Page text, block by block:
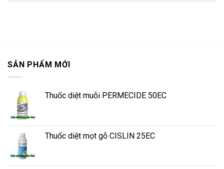
SẢN PHẨM MỚI
Thuốc diệt muỗi PERMECIDE 50EC
Thuốc diệt mọt gỗ CISLIN 25EC